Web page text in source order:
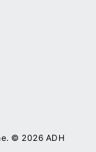
© 2026 ADH